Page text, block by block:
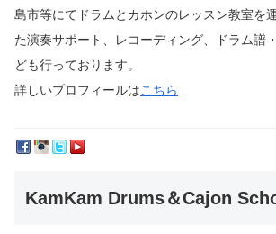
島市等にて ドラムとカホンのレッスン教室を
た演奏サポート、レコーディング、ドラム譜
ども行っております。
詳しいプロフィールはこちら
KamKam Drums＆Cajon